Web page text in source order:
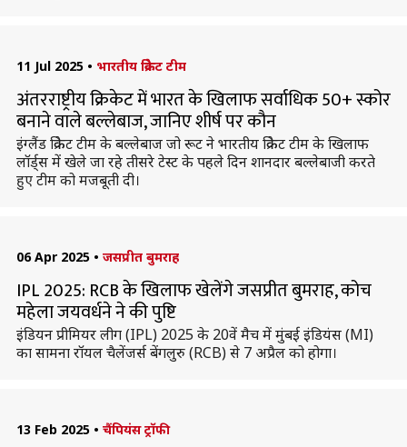
11 Jul 2025 • भारतीय क्रिकेट टीम
अंतरराष्ट्रीय क्रिकेट में भारत के खिलाफ सर्वाधिक 50+ स्कोर
बनाने वाले बल्लेबाज, जानिए शीर्ष पर कौन
इंग्लैंड क्रिकेट टीम के बल्लेबाज जो रूट ने भारतीय क्रिकेट टीम के खिलाफ
लॉर्ड्स में खेले जा रहे तीसरे टेस्ट के पहले दिन शानदार बल्लेबाजी करते
हुए टीम को मजबूती दी।
06 Apr 2025 • जसप्रीत बुमराह
IPL 2025: RCB के खिलाफ खेलेंगे जसप्रीत बुमराह, कोच
महेला जयवर्धने ने की पुष्टि
इंडियन प्रीमियर लीग (IPL) 2025 के 20वें मैच में मुंबई इंडियंस (MI)
का सामना रॉयल चैलेंजर्स बेंगलुरु (RCB) से 7 अप्रैल को होगा।
13 Feb 2025 • चैंपियंस ट्रॉफी